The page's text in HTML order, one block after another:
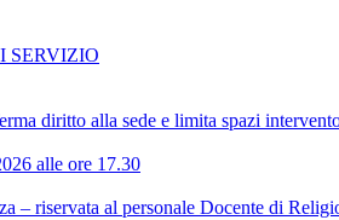
SERVIZIO
diritto alla sede e limita spazi
alle ore 17.30
– riservata al personale Docente di